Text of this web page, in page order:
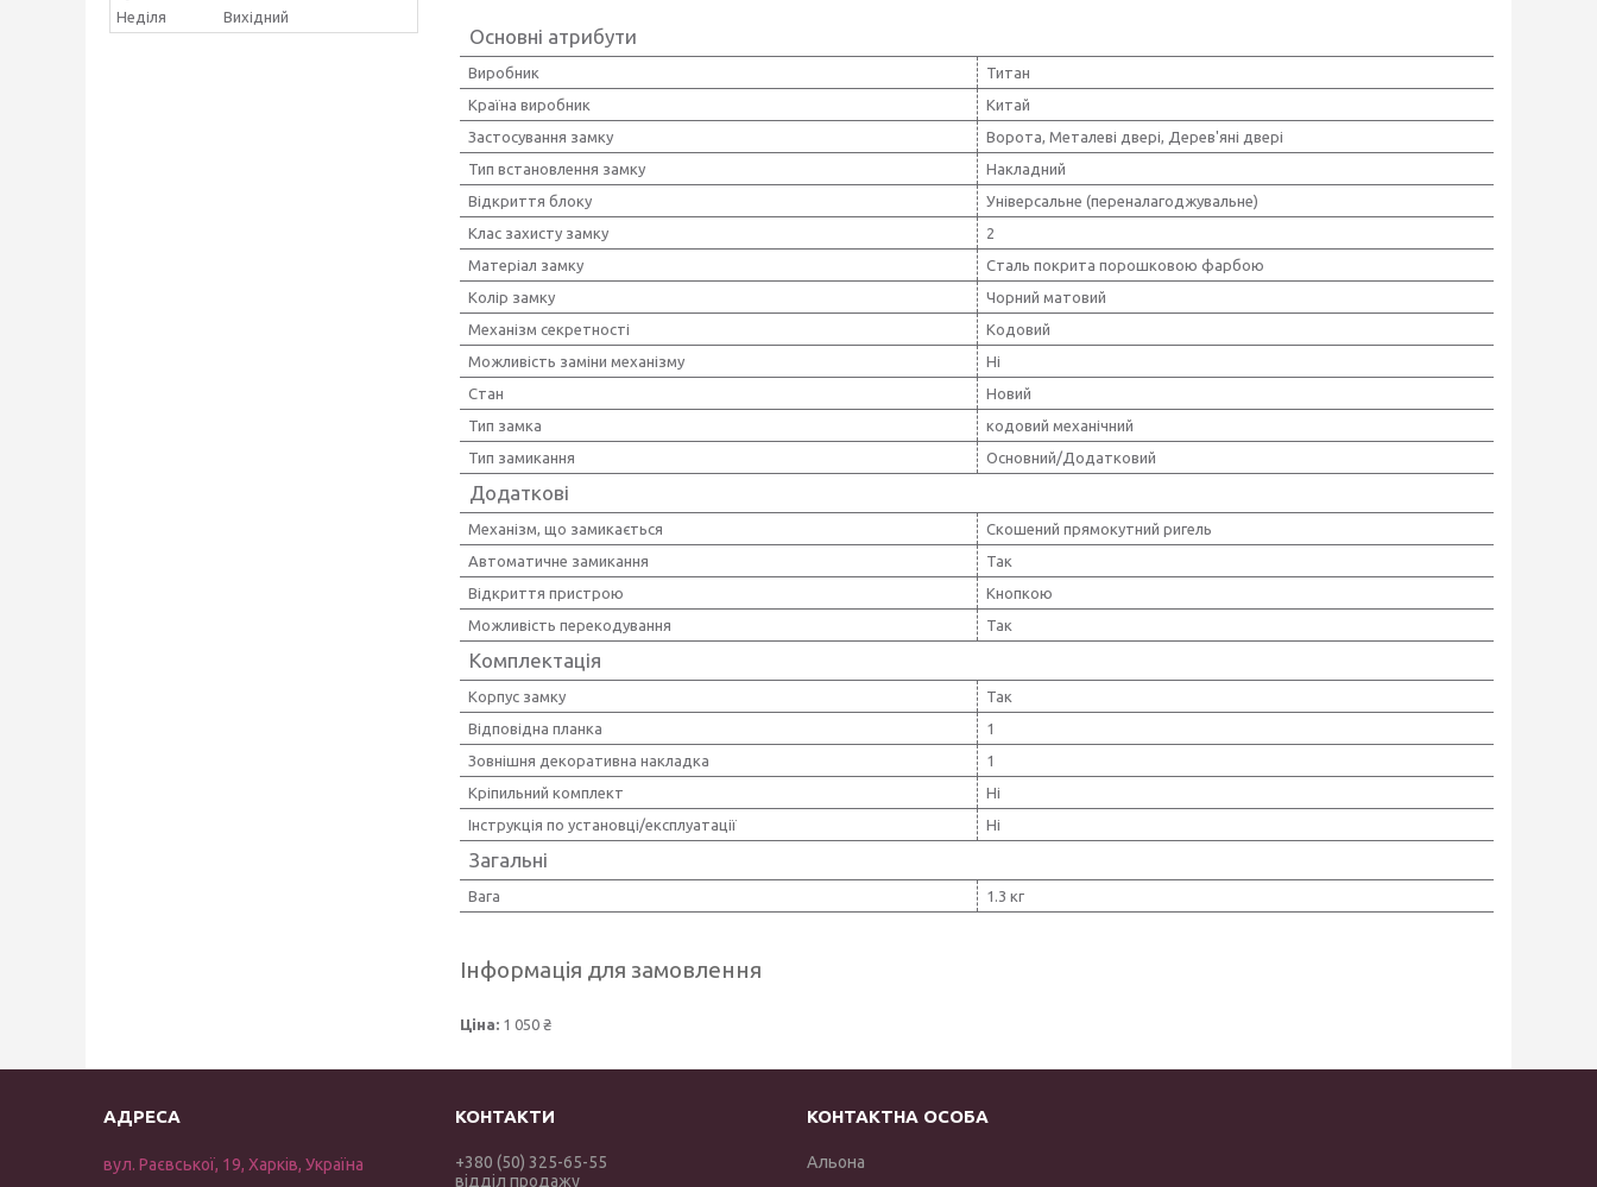
Основні атрибути
Виробник
Титан
Країна виробник
Китай
Застосування замку
Ворота, Металеві двері, Дерев'яні двері
Тип встановлення замку
Накладний
Відкриття блоку
Універсальне (переналагоджувальне)
Клас захисту замку
2
Матеріал замку
Сталь покрита порошковою фарбою
Колір замку
Чорний матовий
Механізм секретності
Кодовий
Можливість заміни механізму
Ні
Стан
Новий
Тип замка
кодовий механічний
Тип замикання
Основний/Додатковий
Додаткові
Механізм, що замикається
Скошений прямокутний ригель
Автоматичне замикання
Так
Відкриття пристрою
Кнопкою
Можливість перекодування
Так
Комплектація
Корпус замку
Так
Відповідна планка
1
Зовнішня декоративна накладка
1
Кріпильний комплект
Ні
Інструкція по установці/експлуатації
Ні
Загальні
Вага 1.3 кг
Інформація для замовлення
Ціна: 1 050 ₴
Неділя
Вихідний
вул. Раєвської, 19, Харків, Україна
+380 (50) 325-65-55
відділ продажу
Альона